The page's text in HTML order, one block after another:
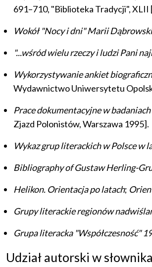
691–710, "Biblioteka Tradycji",
Wokół "Nocy i dni" Marii
"...wśród wielu rzeczy i ludzi Pani
Wykorzystywanie ankiet
Wydawnictwo Uniwersytetu
Prace dokumentacyjne w
Zjazd Polonistów, Warszawa 1995].
Wykaz grup literackich w Polsce w
Bibliography of Gustaw Herling-
Helikon. Orientacja po latach;
Grupy literackie regionów
Grupa literacka "Współczesność"
Udział autorski w